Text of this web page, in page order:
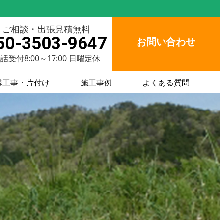
ご相談・出張見積無料
3503-9647
受付8:00～17:00 日曜定休
お問い合わせ
工事・片付け 施工事例 よくある質問